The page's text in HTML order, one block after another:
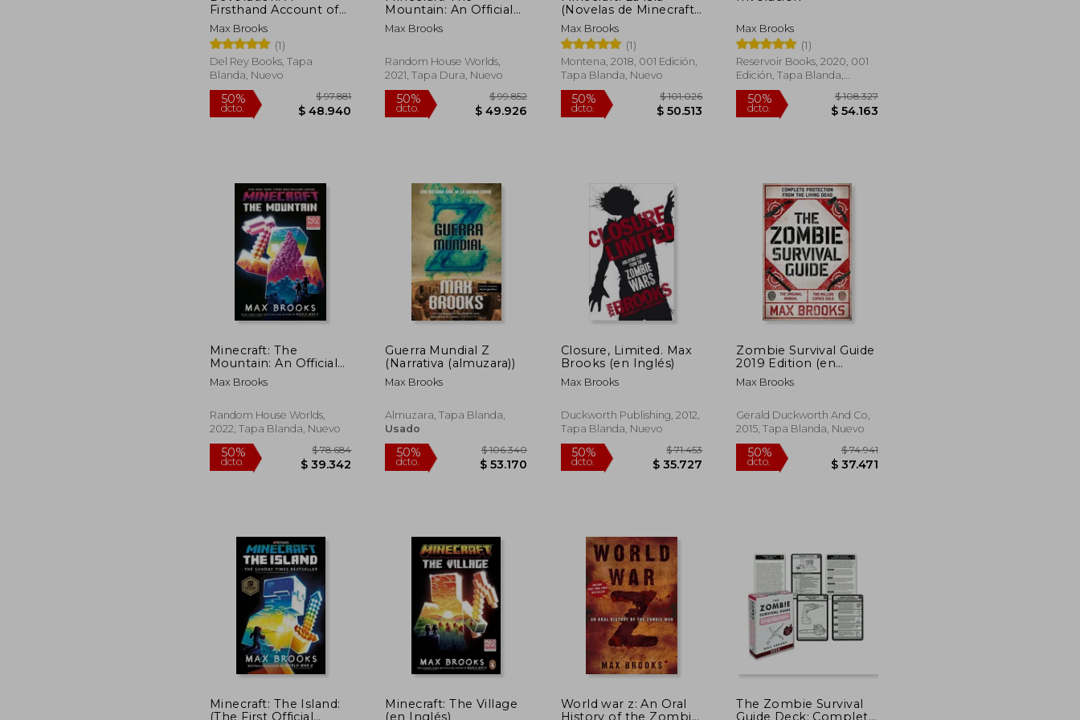
Firsthand Account of
the Rainier Sasquatch
Massacre (en Inglés)
Max Brooks
(1)
Del Rey Books, Tapa
Blanda, Nuevo
50%
dcto.
$ 97.881
$ 48.940
Mountain: An Official
Minecraft Novel (en
Inglés)
Max Brooks
Random House Worlds,
2021, Tapa Dura, Nuevo
50%
dcto.
$ 99.852
$ 49.926
(Novelas de Minecraft
1)
Max Brooks
(1)
Montena, 2018, 001 Edición,
Tapa Blanda, Nuevo
50%
dcto.
$ 101.026
$ 50.513
Max Brooks
(1)
Reservoir Books, 2020, 001
Edición, Tapa Blanda,
Nuevo
50%
dcto.
Minecraft: The
Mountain: An Official
Minecraft Novel (en
Inglés)
Max Brooks
Random House Worlds,
2022, Tapa Blanda, Nuevo
Guerra Mundial Z
(Narrativa (almuzara))
Max Brooks
Almuzara, Tapa Blanda,
Usado
Closure, Limited. Max
Brooks (en Inglés)
Max Brooks
Duckworth Publishing, 2012,
Tapa Blanda, Nuevo
Zombie Survival Guide
2019 Edition (en
Inglés)
Max Brooks
Gerald Duckworth And Co,
2015, Tapa Blanda, Nuevo
Minecraft: The Island:
(The First Official
Minecraft: The Village
(en Inglés)
World war z: An Oral
History of the Zombie
The Zombie Survival
Guide Deck: Complete